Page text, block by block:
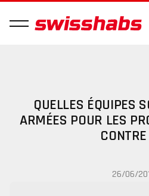
QUELLES ÉQUIPES
ARMÉES POUR LES
26/06/